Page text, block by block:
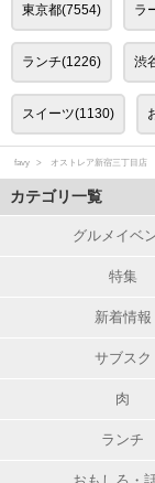
東京都(7554) ラ
ランチ(1226) 渋
スイーツ(1130)
favy オストレア新宿三丁目店
カテゴリ一覧
グルメイベ
特集
新着情報
サブスク
肉
ランチ